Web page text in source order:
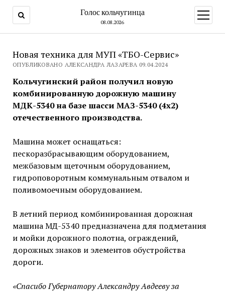
Голос кольчугинца
08.08.2026
меню
Новая техника для МУП «ТБО-Сервис»
ОПУБЛИКОВАНО АЛЕКСАНДРА ЛАЗАРЕВА 09.04.2024
Кольчугинский район получил новую
комбинированную дорожную машину
МДК-5340 на базе шасси МАЗ-5340 (4х2)
отечественного производства.
Машина может оснащаться:
пескоразбрасывающим оборудованием,
межбазовым щеточным оборудованием,
гидроповоротным коммунальным отвалом и
поливомоечным оборудованием.
В летний период комбинированная дорожная
машина МД-5340 предназначена для подметания
и мойки дорожного полотна, ограждений,
дорожных знаков и элементов обустройства
дороги.
«Спасибо Губернатору Александру Авдееву за